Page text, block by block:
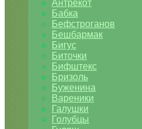
Антрекот
Бабка
Бефстроганов
Бешбармак
Бигус
Биточки
Бифштекс
Бризоль
Буженина
Вареники
Галушки
Голубцы